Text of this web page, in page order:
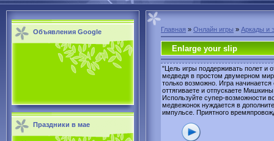
Объявления Google
Праздники в мае
Главная » Онлайн игры » Аркады и
Enlarge your slip
"Цель игры поддерживать полет и
медведя в простом двумерном
только возможно. Игра начинается
оттягиваете и отпускаете
Используйте супер-возможности
медвежонок нуждается в
импульсе. Приятного